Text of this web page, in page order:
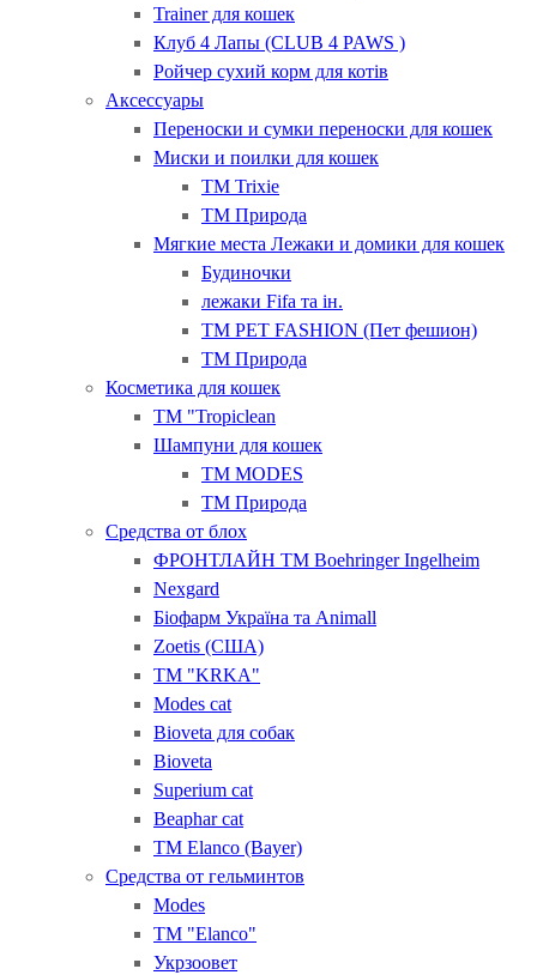
Trainer для кошек
Клуб 4 Лапы (CLUB 4 PAWS )
Ройчер сухий корм для котів
Аксессуары
Переноски и сумки переноски для кошек
Миски и поилки для кошек
ТМ Trixie
ТМ Природа
Мягкие места Лежаки и домики для кошек
Будиночки
лежаки Fifa та ін.
ТМ PET FASHION (Пет фешион)
ТМ Природа
Косметика для кошек
ТМ "Tropiclean
Шампуни для кошек
ТМ MODES
ТМ Природа
Средства от блох
ФРОНТЛАЙН ТМ Boehringer Ingelheim
Nexgard
Біофарм Україна та Animall
Zoetis (США)
ТМ "KRKA"
Modes cat
Bioveta для собак
Bioveta
Superium cat
Beaphar cat
ТМ Elanco (Bayer)
Средства от гельминтов
Modes
ТМ "Elanсo"
Укрзоовет